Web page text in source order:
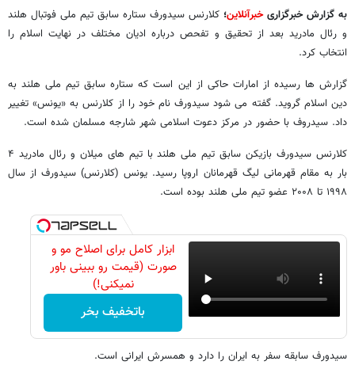
به گزارش خبرگزاریخبرآنلاین؛ کلارنس سیدورف ستاره سابق تیم ملی فوتبال هلند
و رئال مادرید بعد از تحقیق و تفحص درباره ادیان مختلف در نهایت اسلام را
انتخاب کرد.
گزارش ها رسیده از امارات حاکی از این است که ستاره سابق تیم ملی هلند به
دین اسلام گروید. گفته می شود سیدورف نام خود را از کلارنس به «یونس» تغییر
داد. سیدروف با حضور در مرکز دعوت اسلامی شهر شارجه مسلمان شده است.
کلارنس سیدورف بازیکن سابق تیم ملی هلند با تیم های میلان و رئال مادرید ۴
بار به مقام قهرمانی لیگ قهرمانان اروپا رسید. یونس (کلارنس) سیدورف از سال
۱۹۹۸ تا ۲۰۰۸ عضو تیم ملی هلند بوده است.
ابزار کامل برای اصلاح مو و
صورت (قیمت رو ببینی باور
نمیکنی!)
باتخفیف بخر
سیدورف سابقه سفر به ایران را دارد و همسرش ایرانی است.